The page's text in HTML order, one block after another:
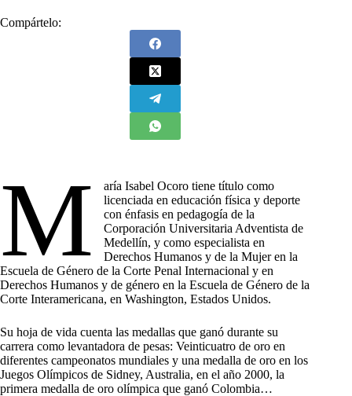
Compártelo:
M
aría Isabel Ocoro tiene título como
licenciada en educación física y deporte
con énfasis en pedagogía de la
Corporación Universitaria Adventista de
Medellín, y como especialista en
Derechos Humanos y de la Mujer en la
Escuela de Género de la Corte Penal Internacional y en
Derechos Humanos y de género en la Escuela de Género de la
Corte Interamericana, en Washington, Estados Unidos.
Su hoja de vida cuenta las medallas que ganó durante su
carrera como levantadora de pesas: Veinticuatro de oro en
diferentes campeonatos mundiales y una medalla de oro en los
Juegos Olímpicos de Sidney, Australia, en el año 2000, la
primera medalla de oro olímpica que ganó Colombia…